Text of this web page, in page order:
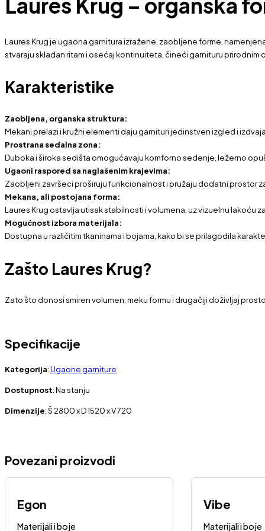
Laures Krug je ugaona garnitura izražene, zaobljene forme,
stvaraju skladan ritam i osećaj kontinuiteta, čineći garnituru
Karakteristike
Zaobljena, organska struktura:
Mekani prelazi i kružni elementi daju garnituri jedinstven izgled i
Prostrana sedalna zona:
Duboka i široka sedišta omogućavaju komforno sedenje, ležerno
Ugaoni raspored sa naglašenim krajevima:
Zaobljeni završeci proširuju funkcionalnost i pružaju dodatni prostor
Mekana, ali postojana forma:
Laures Krug ostavlja utisak stabilnosti i volumena, uz vizuelnu lakoću
Mogućnost izbora materijala:
Dostupna u različitim tkaninama i bojama, kako bi se prilagodila
Zašto Laures Krug?
Zato što donosi smiren volumen, meku formu i drugačiji doživljaj
Specifikacije
Kategorija:Ugaone garniture
Dostupnost: Na stanju
Dimenzije: Š 2800 x D 1520 x V 720
Povezani proizvodi
Egon
Materijali i boje
Vibe
Materijali i boje